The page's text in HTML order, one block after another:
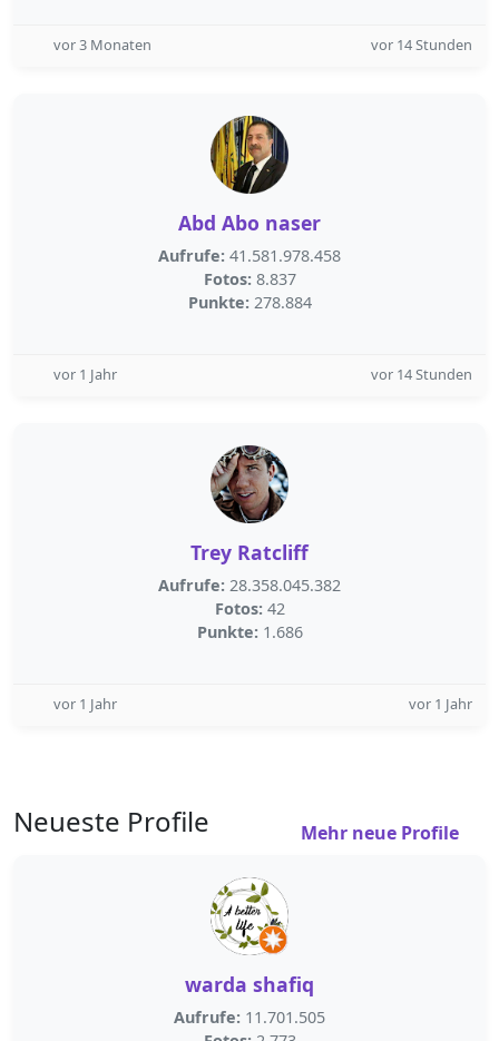
vor 3 Monaten vor 14 Stunden
Abd Abo naser
Aufrufe: 41.581.978.458
Fotos: 8.837
Punkte: 278.884
vor 1 Jahr vor 14 Stunden
Trey Ratcliff
Aufrufe: 28.358.045.382
Fotos: 42
Punkte: 1.686
vor 1 Jahr vor 1 Jahr
Neueste Profile Mehr neue Profile
warda shafiq
Aufrufe: 11.701.505